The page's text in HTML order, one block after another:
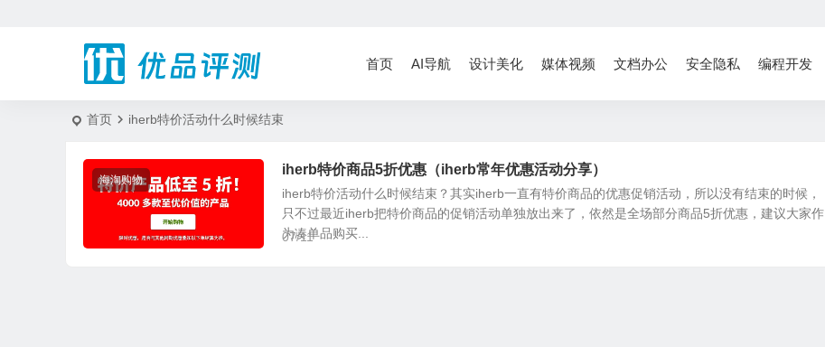
首页 AI导航 设计美化 媒体视频 文档办公 安全隐私 编程开发
首页 iherb特价活动什么时候结束
海淘购物
iherb特价商品5折优惠（iherb常年优惠活动分享）
iherb特价活动什么时候结束？其实iherb一直有特价商品的优惠促销活动，所以没有结束的时候，
只不过最近iherb把特价商品的促销活动单独放出来了，依然是全场部分商品5折优惠，建议大家作
为凑单品购买...
07/11